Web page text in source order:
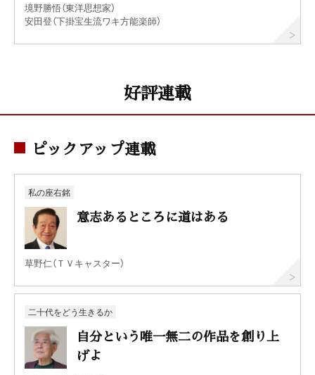
境野勝悟（東洋思想家）
安田登（下掛宝生流ワキ方能楽師）
好評連載
ピックアップ連載
私の座右銘
意志あるところに道はある
草野仁（ＴＶキャスター）
二十代をどう生きるか
自分という唯一無二の作品を創り上
げよ